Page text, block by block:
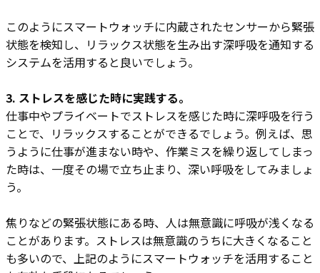
このようにスマートウォッチに内蔵されたセンサーから緊張
状態を検知し、リラックス状態を生み出す深呼吸を通知する
システムを活用すると良いでしょう。
3. ストレスを感じた時に実践する。
仕事中やプライベートでストレスを感じた時に深呼吸を行う
ことで、リラックスすることができるでしょう。例えば、思
うように仕事が進まない時や、作業ミスを繰り返してしまっ
た時は、一度その場で立ち止まり、深い呼吸をしてみましょ
う。
焦りなどの緊張状態にある時、人は無意識に呼吸が浅くなる
ことがあります。ストレスは無意識のうちに大きくなること
も多いので、上記のようにスマートウォッチを活用すること